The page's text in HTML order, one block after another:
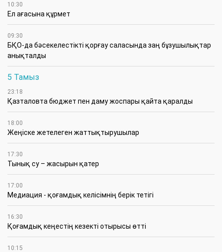
10:30
Ел ағасына құрмет
09:30
БҚО-да бәсекелестікті қорғау саласында заң бұзушылықтар
анықталды
5 Тамыз
23:18
Қазталовта бюджет пен даму жоспары қайта қаралды
18:00
Жеңіске жетелеген жаттықтырушылар
17:30
Тынық су – жасырын қатер
17:00
Медиация - қоғамдық келісімнің берік тетігі
16:30
Қоғамдық кеңестің кезекті отырысы өтті
10:15